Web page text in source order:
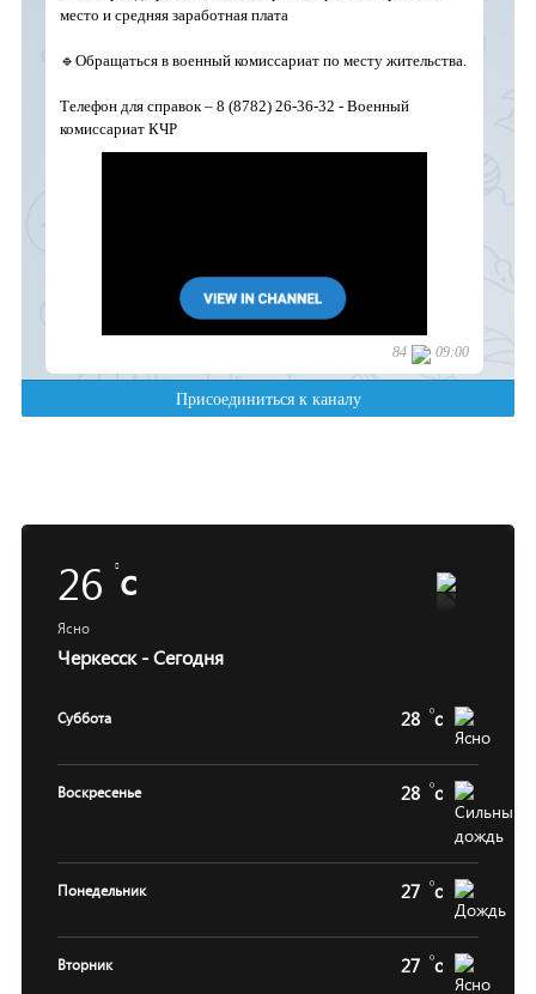
26 c
Ясно
Черкесск - Сегодня
Суббота 28 c
Воскресенье 28 c
Понедельник 27 c
Вторник 27 c